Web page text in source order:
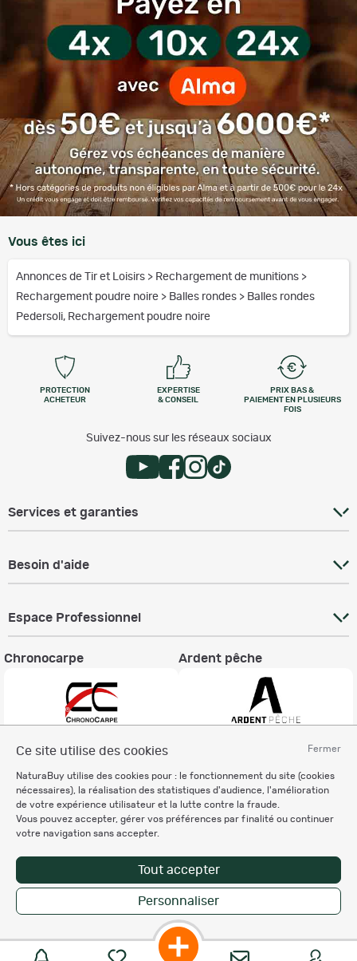
Fermer
Ce site utilise des cookies
NaturaBuy utilise des cookies pour : le fonctionnement du site (cookies
nécessaires), la réalisation des statistiques d'audience, l'amélioration
de votre expérience utilisateur et la lutte contre la fraude.
Vous pouvez accepter, gérer vos préférences par finalité ou continuer
votre navigation sans accepter.
Tout accepter
Personnaliser
Vous êtes ici
Annonces de Tir et Loisirs > Rechargement de munitions >
Rechargement poudre noire > Balles rondes > Balles rondes
Pedersoli, Rechargement poudre noire
PROTECTION
ACHETEUR
EXPERTISE
& CONSEIL
PRIX BAS &
PAIEMENT EN PLUSIEURS
FOIS
Suivez-nous sur les réseaux sociaux
Services et garanties
Besoin d'aide
Espace Professionnel
Chronocarpe Ardent pêche
Charte éthique
Mentions légales
Règlement & Conditions d'utilisation
Politique de protection
des données personnelles
Personnalisation des cookies
Copyright © 2007-2026 NaturaBuy. Tous droits réservés. N°CNIL: 1239459.
Les marques commerciales mentionnées appartiennent à leurs propriétaires
respectifs in 0.053 s
Suggestions de recherche